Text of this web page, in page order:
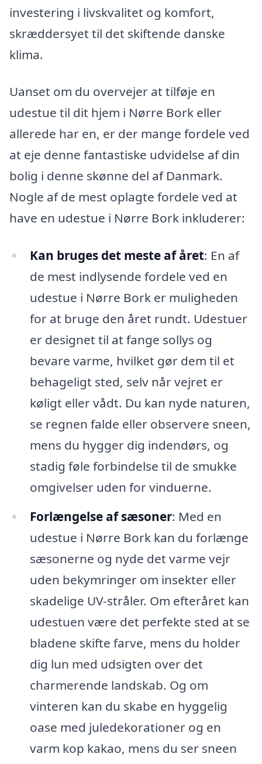
investering i livskvalitet og komfort,
skræddersyet til det skiftende danske
klima.
Uanset om du overvejer at tilføje en
udestue til dit hjem i Nørre Bork eller
allerede har en, er der mange fordele ved
at eje denne fantastiske udvidelse af din
bolig i denne skønne del af Danmark.
Nogle af de mest oplagte fordele ved at
have en udestue i Nørre Bork inkluderer:
Kan bruges det meste af året: En af
de mest indlysende fordele ved en
udestue i Nørre Bork er muligheden
for at bruge den året rundt. Udestuer
er designet til at fange sollys og
bevare varme, hvilket gør dem til et
behageligt sted, selv når vejret er
køligt eller vådt. Du kan nyde naturen,
se regnen falde eller observere sneen,
mens du hygger dig indendørs, og
stadig føle forbindelse til de smukke
omgivelser uden for vinduerne.
Forlængelse af sæsoner: Med en
udestue i Nørre Bork kan du forlænge
sæsonerne og nyde det varme vejr
uden bekymringer om insekter eller
skadelige UV-stråler. Om efteråret kan
udestuen være det perfekte sted at se
bladene skifte farve, mens du holder
dig lun med udsigten over det
charmerende landskab. Og om
vinteren kan du skabe en hyggelig
oase med juledekorationer og en
varm kop kakao, mens du ser sneen